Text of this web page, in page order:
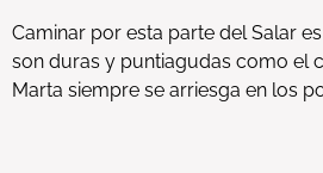
Caminar por esta parte del Salar
son duras y puntiagudas como el
Marta siempre se arriesga en los